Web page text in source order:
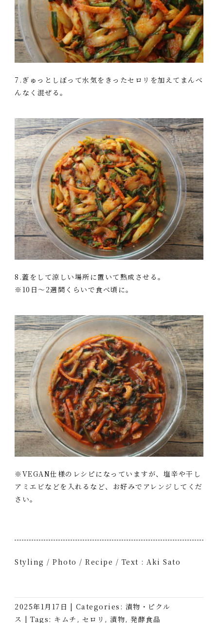
7.ぎゅっとしぼって水気をきったセロリを加えてまんべ
んなく混ぜる。
8.蓋をして涼しい場所に置いて熟成させる。
※10日～2週間くらいで食べ頃に。
※VEGAN仕様のレシピになっていますが、塩辛や干し
アミエビなどを入れるなど、お好みでアレンジしてくだ
さい。
Styling / Photo / Recipe / Text : Aki Sato
2025年1月17日 | Categories: 漬物・ピクル
ス | Tags: キムチ , セロリ , 漬物, 発酵食品